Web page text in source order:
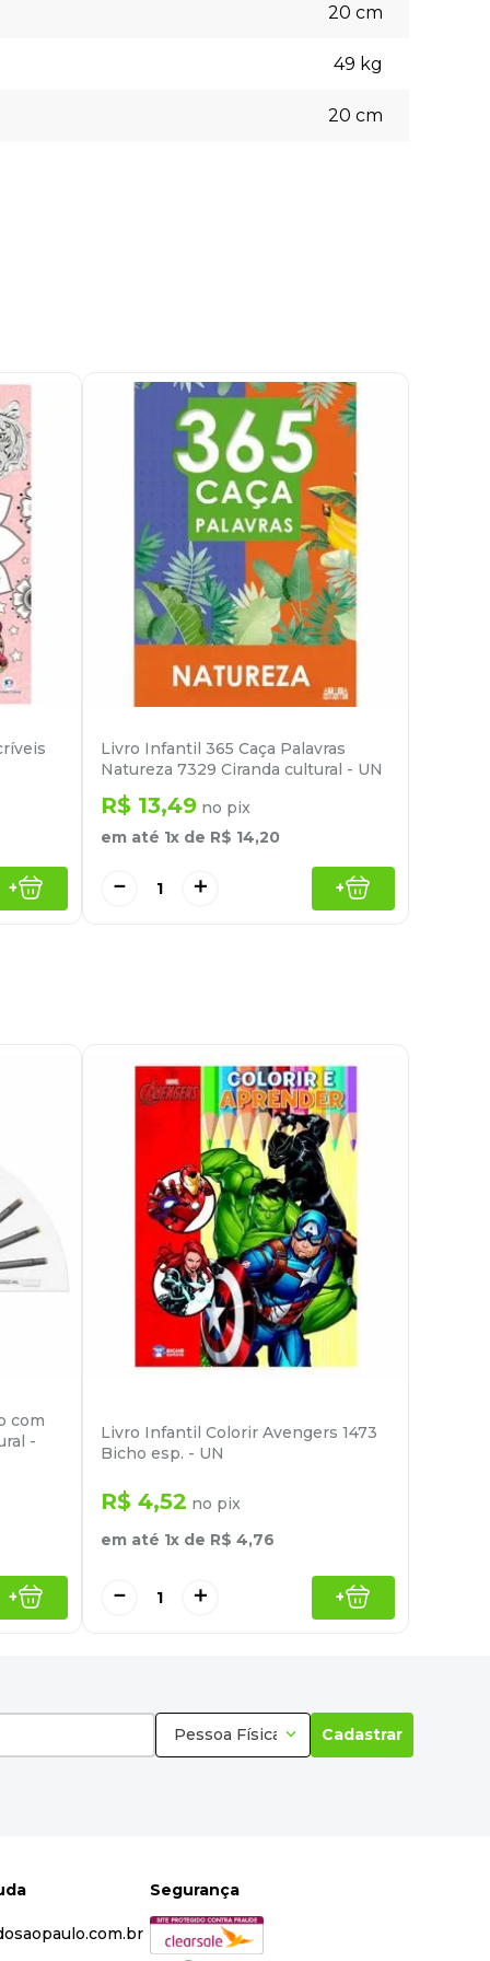
20 cm
49 kg
20 cm
+
Livro Infantil 365 Caça Palavras
Natureza 7329 Ciranda cultural - UN
R$ 13,49 no pix
em até 1x de R$ 14,20
＋
－ +
com
-
+
Livro Infantil Colorir Avengers 1473
Bicho esp. - UN
R$ 4,52 no pix
em até 1x de R$ 4,76
＋
－ +
Pessoa Física Cadastrar
Segurança